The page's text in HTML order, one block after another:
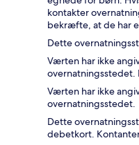
kontakter
bekræfte, at de har
Dette
Værten har ikke
overnatningsstedet.
Værten har ikke
overnatningsstedet.
Dette
debetkort.